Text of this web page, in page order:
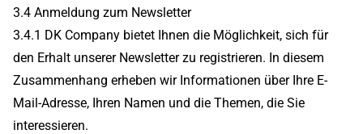
3.4 Anmeldung zum Newsletter
3.4.1 DK Company bietet Ihnen die Möglichkeit, sich für
den Erhalt unserer Newsletter zu registrieren. In diesem
Zusammenhang erheben wir Informationen über Ihre E-
Mail-Adresse, Ihren Namen und die Themen, die Sie
interessieren.